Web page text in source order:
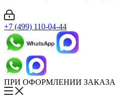
+7 (499) 110-04-44
ПРИ ОФОРМЛЕНИИ ЗАКАЗА